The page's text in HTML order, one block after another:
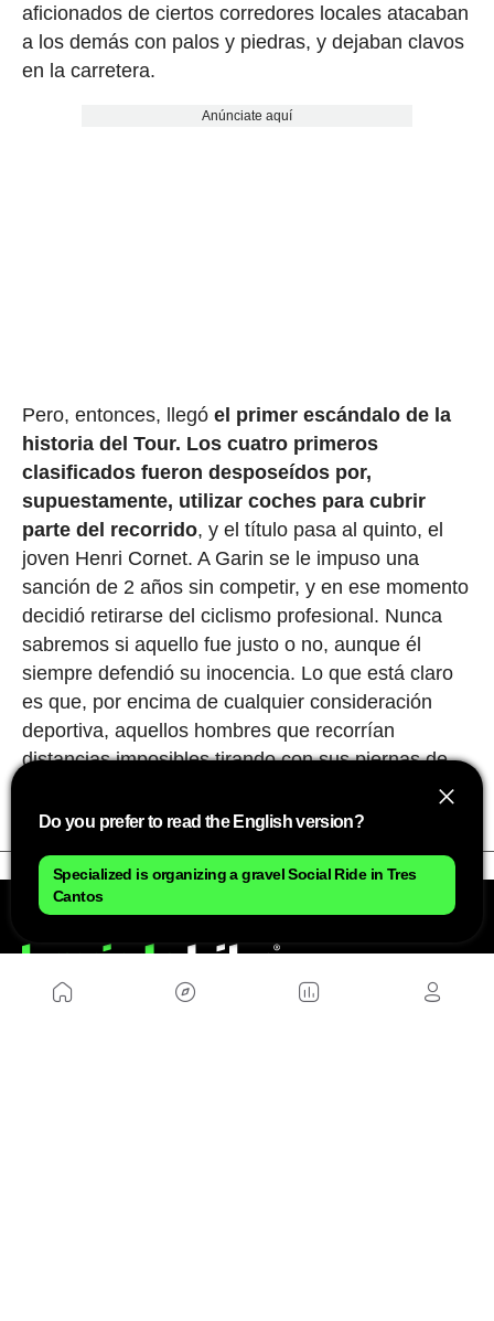
aficionados de ciertos corredores locales atacaban
a los demás con palos y piedras, y dejaban clavos
en la carretera.
Anúnciate aquí
Pero, entonces, llegó el primer escándalo de la
historia del Tour. Los cuatro primeros
clasificados fueron desposeídos por,
supuestamente, utilizar coches para cubrir
parte del recorrido, y el título pasa al quinto, el
joven Henri Cornet. A Garin se le impuso una
sanción de 2 años sin competir, y en ese momento
decidió retirarse del ciclismo profesional. Nunca
sabremos si aquello fue justo o no, aunque él
siempre defendió su inocencia. Lo que está claro
es que, por encima de cualquier consideración
deportiva, aquellos hombres que recorrían
distancias imposibles tirando con sus piernas de
Do you prefer to read the English version?
Specialized is organizing a gravel Social Ride in Tres
Cantos